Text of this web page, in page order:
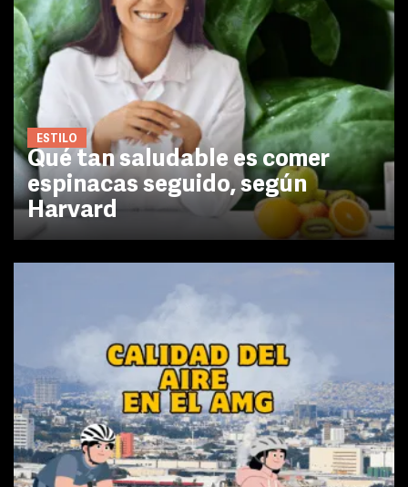
ESTILO
Qué tan saludable es comer
espinacas seguido, según
Harvard